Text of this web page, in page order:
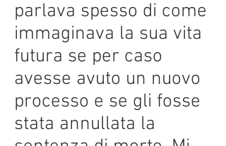
parlava spesso di come
immaginava la sua vita
futura se per caso
avesse avuto un nuovo
processo e se gli fosse
stata annullata la